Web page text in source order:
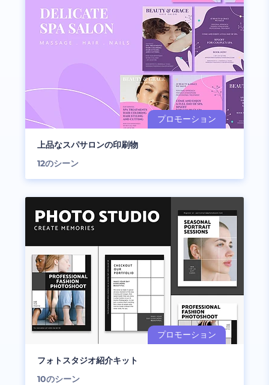
上品なスパサロンの印刷物
12のシーン
フォトスタジオ紹介キット
10のシーン